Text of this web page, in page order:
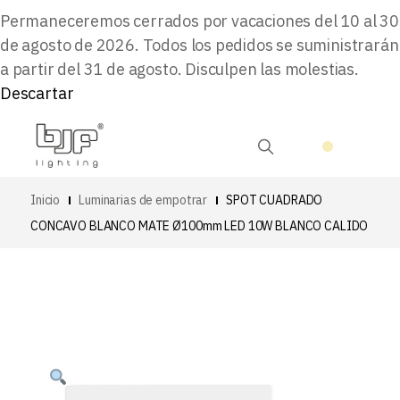
Permaneceremos cerrados por vacaciones del 10 al 30
de agosto de 2026. Todos los pedidos se suministrarán
a partir del 31 de agosto. Disculpen las molestias.
Descartar
Inicio Luminarias de empotrar
SPOT CUADRADO
CONCAVO BLANCO MATE Ø100mm LED 10W BLANCO CALIDO